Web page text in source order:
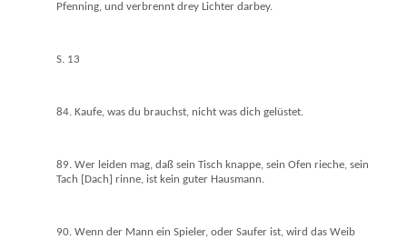
Pfenning, und verbrennt drey Lichter darbey.
S. 13
84. Kaufe, was du brauchst, nicht was dich gelüstet.
89. Wer leiden mag, daß sein Tisch knappe, sein Ofen rieche, sein
Tach [Dach] rinne, ist kein guter Hausmann.
90. Wenn der Mann ein Spieler, oder Saufer ist, wird das Weib